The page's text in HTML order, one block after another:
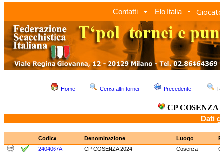
Contatti Elo Italia
Home Cerca altri tornei Precedente
CP COSENZA
Dati
Codice Denominazione Luogo
2404067A
CP COSENZA 2024 Cosenza